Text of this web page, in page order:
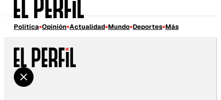
Política Opinión Actualidad Mundo Deportes Más